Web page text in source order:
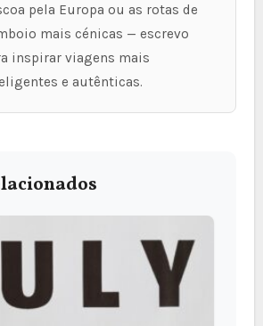
pela Europa ou as rotas de
mais cénicas — escrevo
inspirar viagens mais
e autênticas.